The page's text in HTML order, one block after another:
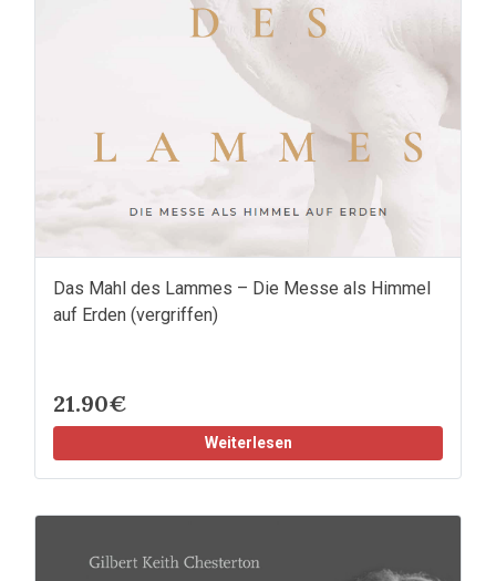
Das Mahl des Lammes – Die Messe als Himmel
auf Erden (vergriffen)
21.90€
Weiterlesen